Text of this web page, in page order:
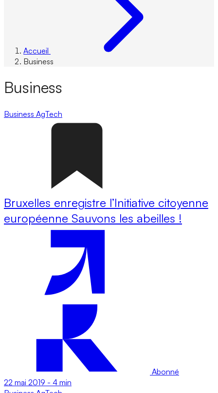
Accueil
Business
Business
Business AgTech
Bruxelles enregistre l’Initiative citoyenne
européenne Sauvons les abeilles !
Abonné
22 mai 2019 - 4 min